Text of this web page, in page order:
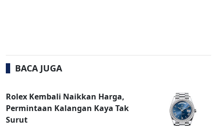
BACA JUGA
Rolex Kembali Naikkan Harga,
Permintaan Kalangan Kaya Tak
Surut